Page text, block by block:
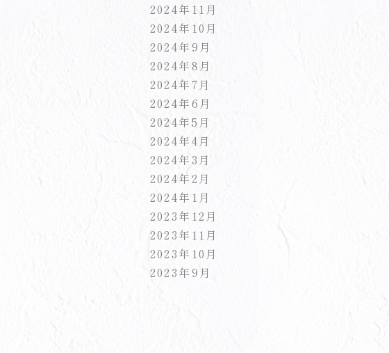
2024年11月
2024年10月
2024年9月
2024年8月
2024年7月
2024年6月
2024年5月
2024年4月
2024年3月
2024年2月
2024年1月
2023年12月
2023年11月
2023年10月
2023年9月